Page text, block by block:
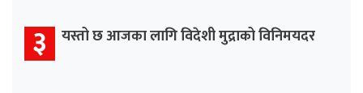
३ यस्तो छ आजका लागि विदेशी मुद्राको विनिमयदर